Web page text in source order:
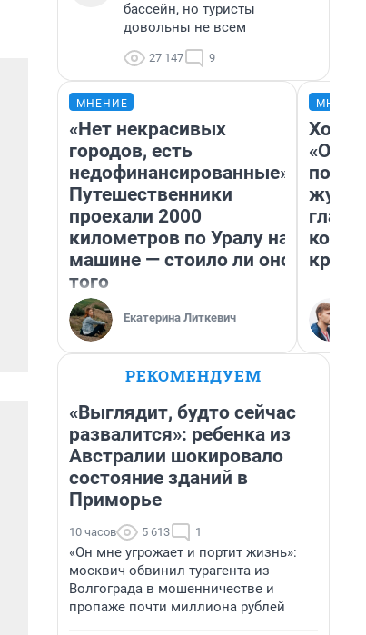
бассейн, но туристы
довольны не всем
27 147 9
МНЕНИЕ
«Нет некрасивых
городов, есть
недофинансированные».
Путешественники
проехали 2000
километров по Уралу на
машине — стоило ли оно
того
Екатерина Литкевич
Хоть
РЕКОМЕНДУЕМ
«Выглядит, будто сейчас
развалится»: ребенка из
Австралии шокировало
состояние зданий в
Приморье
10 часов 5 613 1
«Он мне угрожает и портит жизнь»:
москвич обвинил турагента из
Волгограда в мошенничестве и
пропаже почти миллиона рублей